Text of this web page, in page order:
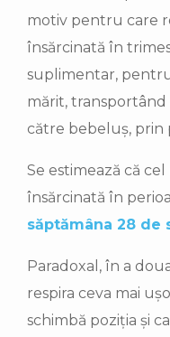
motiv pentru care
însărcinată în
suplimentar,
mărit,
către bebeluș, prin
Se estimează că
însărcinată în
săptămâna 28 de
Paradoxal, în a
respira ceva mai
schimbă poziția și